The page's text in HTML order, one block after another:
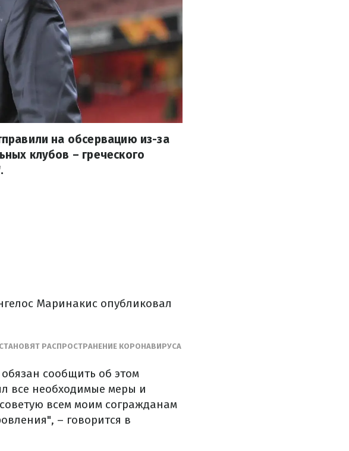
на обсервацию из-за
клубов – греческого
Маринакис опубликовал
РАСПРОСТРАНЕНИЕ КОРОНАВИРУСА
сообщить об этом
все необходимые меры и
всем моим согражданам
– говорится в